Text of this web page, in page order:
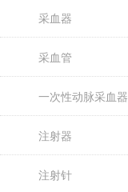
采血器
采血管
一次性动脉采血器
注射器
注射针